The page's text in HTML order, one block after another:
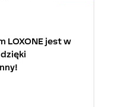
LOXONE jest w